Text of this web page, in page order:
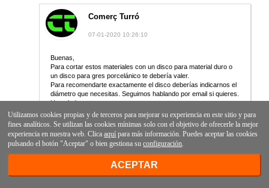
Comerç Turró
07-01-2020 10:26:10
Buenas,
Para cortar estos materiales con un disco para material duro o
un disco para gres porcelánico te debería valer.
Para recomendarte exactamente el disco deberías indicarnos el
diámetro que necesitas. Seguimos hablando por email si quieres.
Un saludo.
Responder
Angel Padilla
14-03-2020 18:36:41
Utilizamos cookies propias y de terceros para mejorar su experiencia en este sitio y para
fines analíticos. Se utilizan las cookies mínimas solo con el objetivo de ofrecerle la mejor
experiencia en nuestra web. Clicaaquí para más información. Puedes aceptar las cookies
pulsando el botón "Aceptar" o bien gestiona suconfiguración.
ACEPTAR